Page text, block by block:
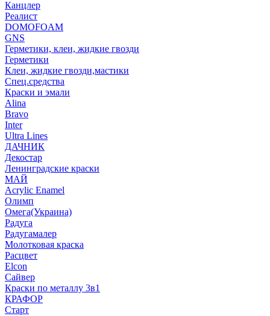
Канцлер
Реалист
DOMOFOAM
GNS
Герметики, клеи, жидкие гвозди
Герметики
Клеи, жидкие гвозди,мастики
Спец.средства
Краски и эмали
Alina
Bravo
Inter
Ultra Lines
ДАЧНИК
Декостар
Ленинградские краски
МАЙ
Acrylic Enamel
Олимп
Омега(Украина)
Радуга
Радугамалер
Молотковая краска
Расцвет
Elcon
Сайвер
Краски по металлу 3в1
КРАФОР
Старт